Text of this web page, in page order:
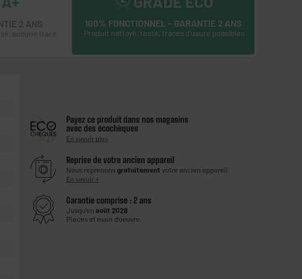
Payez ce produit dans nos magasins
avec des écochèques
En savoir plus
Reprise de votre ancien appareil
Nous reprenons gratuitement votre ancien appareil.
En savoir +
Garantie comprise : 2 ans
Jusqu'en août 2028
Pièces et main d'oeuvre.